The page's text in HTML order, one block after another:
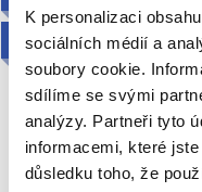
K personalizaci
sociálních médií a
soubory cookie.
sdílíme se svými
analýzy. Partneři tyto
informacemi, které
důsledku toho, že
2027
Velký okruh